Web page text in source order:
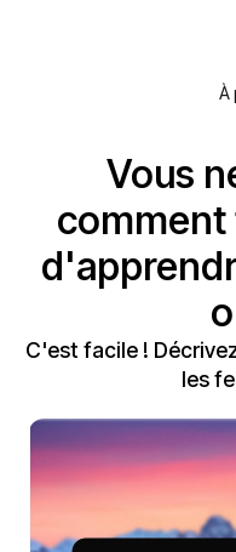
À
Vous
comment
C'est facile !
les